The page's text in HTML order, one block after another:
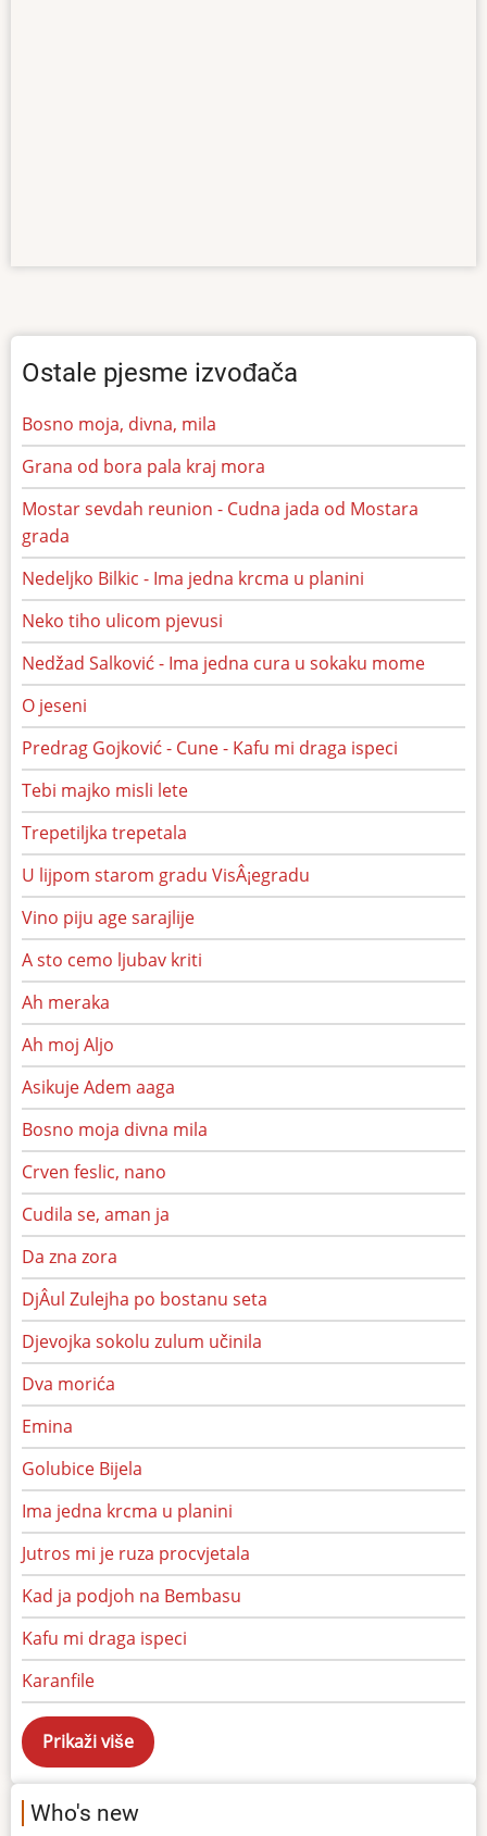
Ostale pjesme izvođača
Bosno moja, divna, mila
Grana od bora pala kraj mora
Mostar sevdah reunion - Cudna jada od Mostara
grada
Nedeljko Bilkic - Ima jedna krcma u planini
Neko tiho ulicom pjevusi
Nedžad Salković - Ima jedna cura u sokaku mome
O jeseni
Predrag Gojković - Cune - Kafu mi draga ispeci
Tebi majko misli lete
Trepetiljka trepetala
U lijpom starom gradu VisÂ¡egradu
Vino piju age sarajlije
A sto cemo ljubav kriti
Ah meraka
Ah moj Aljo
Asikuje Adem aaga
Bosno moja divna mila
Crven feslic, nano
Cudila se, aman ja
Da zna zora
DjÂul Zulejha po bostanu seta
Djevojka sokolu zulum učinila
Dva morića
Emina
Golubice Bijela
Ima jedna krcma u planini
Jutros mi je ruza procvjetala
Kad ja podjoh na Bembasu
Kafu mi draga ispeci
Karanfile
Who's new